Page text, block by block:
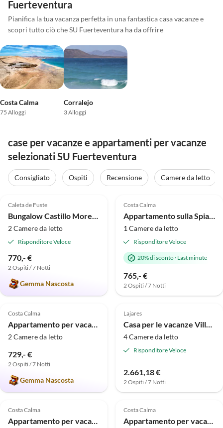
Fuerteventura
Pianifica la tua vacanza perfetta in una fantastica casa vacanze e
scopri tutto ciò che SU Fuerteventura ha da offrire
Costa Calma
75 Alloggi
Corralejo
3 Alloggi
case per vacanze e appartamenti per vacanze
selezionati SU Fuerteventura
Consigliato Ospiti Recensione Camere da letto
Annuncio in
Alto
Caleta de Fuste
2 Camere da letto
Risponditore Veloce
770,- €
2 Ospiti / 7 Notti
Gemma Nascosta
Annuncio in
Alto
Costa Calma
1 Camere da letto
Risponditore Veloce
20% di sconto· Last minute
765,- €
2 Ospiti / 7 Notti
Alto
4.9 (9)
Costa Calma
2 Camere da letto
729,- €
2 Ospiti / 7 Notti
Gemma Nascosta
4.4 (7)
Lajares
4 Camere da letto
Risponditore Veloce
2.661,18 €
2 Ospiti / 7 Notti
5.0 (6)
Costa Calma Costa Calma